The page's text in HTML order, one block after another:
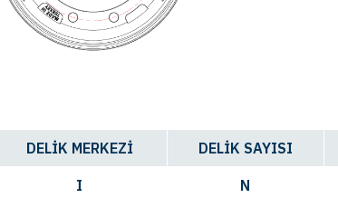
DELİK MERKEZİ DELİK SAYISI
I N